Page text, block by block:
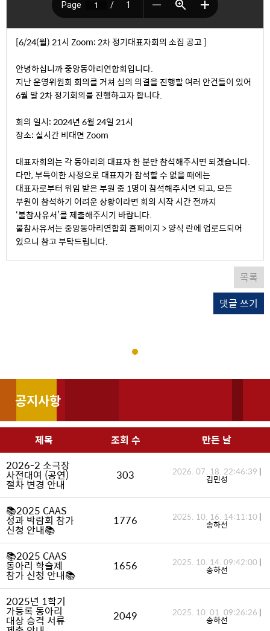
[6/24(월) 21시 Zoom: 2차 정기대표자회의 소집 공고 ]
안녕하십니까 중앙동아리연합회입니다.
지난 운영위원회 회의를 거쳐 심의 의결을 진행할 여러 안건들이 있어
6월 말 2차 정기회의를 진행하고자 합니다.
회의 일시: 2024년 6월 24일 21시
장소: 실시간 비대면 Zoom
대표자회의는 각 동아리의 대표자 한 분만 참석해주시면 되겠습니다.
다만, 부득이한 사정으로 대표자가 참석할 수 없을 때에는
대표자로부터 위임 받은 부원 중 1명이 참석해주시면 되고, 모든
부원이 참석하기 어려운 상황이라면 회의 시작 시간 전까지
‘불참사유서’를 제출해주시기 바랍니다.
불참사유서는 중앙동아리연합회 홈페이지 > 양식 란에 업로드되어
있으니 참고 부탁드립니다.
목록
댓글 쓰기
공지사항
제목 조회 수
만든 날
2026-2 소극장
사전대여 (공연)
절차 변경 안내
303 2026. 07. 18. 22:46:39 |
김민성
📚2025 CAAS
성과 박람회 참가
신청 안내📚
1776 2025. 10. 16. 14:11:10|
송하선
📚2025 CAAS
동아리 학술제
참가 신청 안내📚
1656 2025. 10. 14. 09:42:00|
송하선
2025년 1학기
가등록 동아리
대상 승격 서류 2049 2025. 10. 01. 09:26:26 |
송하선